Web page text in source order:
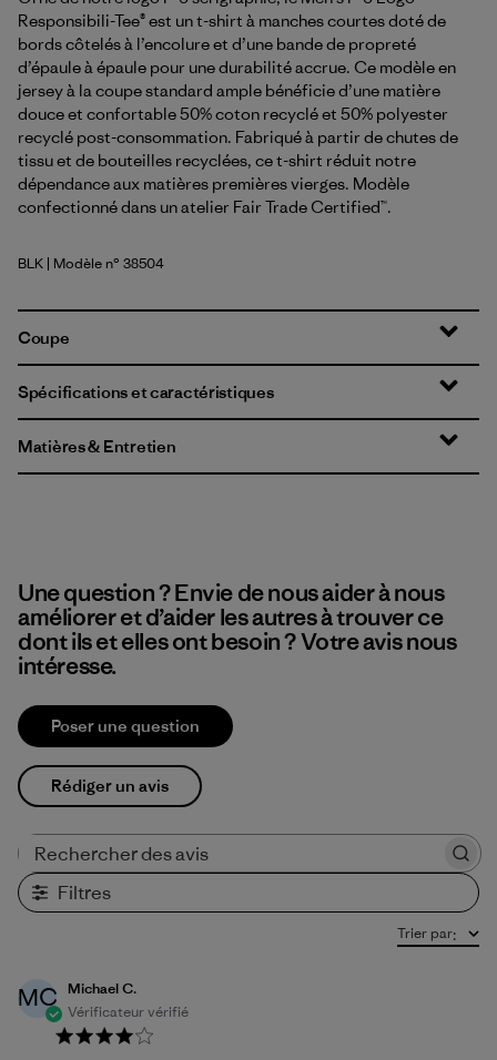
Responsibili-Tee® est un t-shirt à manches courtes doté de
bords côtelés à l’encolure et d’une bande de propreté
d’épaule à épaule pour une durabilité accrue. Ce modèle en
jersey à la coupe standard ample bénéficie d’une matière
douce et confortable 50% coton recyclé et 50% polyester
recyclé post-consommation. Fabriqué à partir de chutes de
tissu et de bouteilles recyclées, ce t-shirt réduit notre
dépendance aux matières premières vierges. Modèle
confectionné dans un atelier Fair Trade Certified™.
Black
BLK | Modèle n° 38504
Coupe
Spécifications et caractéristiques
Matières & Entretien
Une question ? Envie de nous aider à nous
améliorer et d’aider les autres à trouver ce
dont ils et elles ont besoin ? Votre avis nous
intéresse.
Poser une question
Rédiger un avis
Filtres
Trier par:
MC
Michael C.
Vérificateur vérifié